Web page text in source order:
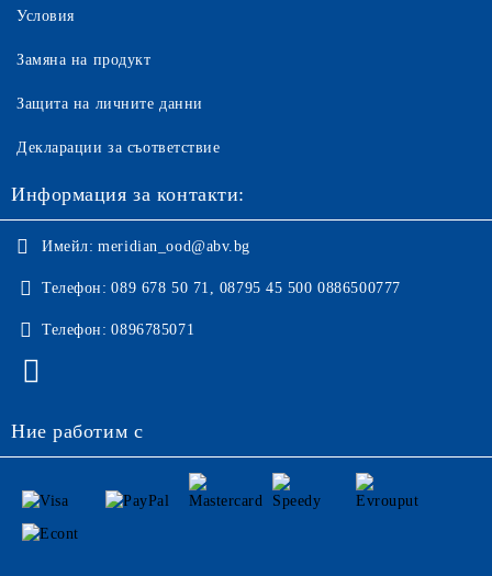
Условия
Замяна на продукт
Защита на личните данни
Декларации за съответствие
Информация за контакти:
Имейл: meridian_ood@abv.bg
Телефон: 089 678 50 71, 08795 45 500 0886500777
Телефон: 0896785071
Ние работим с